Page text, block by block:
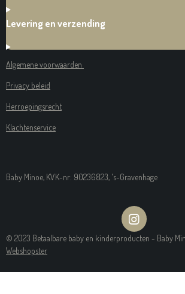
Levering en verzending
Algemene voorwaarden
Privacy beleid
Herroepingsrecht
Klachtenservice
Baby Minoe, KVK-nr: 90236823, 's-Gravenhage
I
N
A
© 2023 Betaalbare baby en kinderproducten - Baby
Webshopster